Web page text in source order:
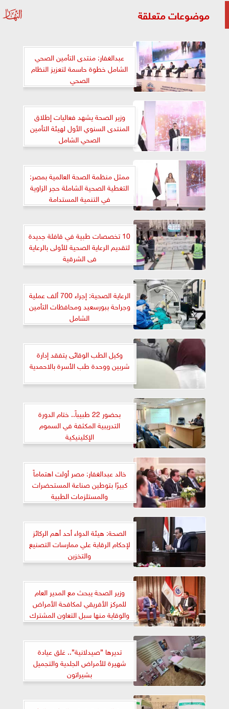
موضوعات متعلقة
عبدالغفار: منتدى التأمين الصحي
الشامل خطوة حاسمة لتعزيز النظام
الصحي
وزير الصحة يشهد فعاليات إطلاق
المنتدى السنوي الأول لهيئة التأمين
الصحي الشامل
ممثل منظمة الصحة العالمية بمصر:
التغطية الصحية الشاملة حجر الزاوية
في التنمية المستدامة
10 تخصصات طبية في قافلة جديدة
لتقديم الرعاية الصحية للأولى بالرعاية
فى الشرقية
الرعاية الصحية: إجراء 700 ألف عملية
وجراحة ببورسعيد ومحافظات التأمين
الشامل
وكيل الطب الوقائى يتفقد إدارة
شربين ووحدة طب الأسرة بالاحمدية
بحضور 22 طبيباً.. ختام الدورة
التدريبية المكثفة في السموم
الإكلينيكية
خالد عبدالغفار: مصر أولت اهتماماً
كبيرًا بتوطين صناعة المستحضرات
والمستلزمات الطبية
الصحة: هيئة الدواء أحد أهم الركائز
لإحكام الرقابة علي ممارسات التصنيع
والتخزين
وزير الصحة يبحث مع المدير العام
للمركز الأفريقي لمكافحة الأمراض
والوقاية منها سبل التعاون المشترك
تديرها ”صيدلانية”.. غلق عيادة
شهيرة للأمراض الجلدية والتجميل
بشيراتون